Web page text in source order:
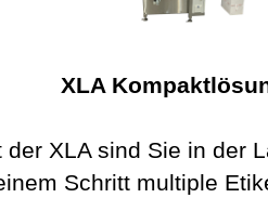
XLA
der XLA sind Sie in der
Schritt multiple